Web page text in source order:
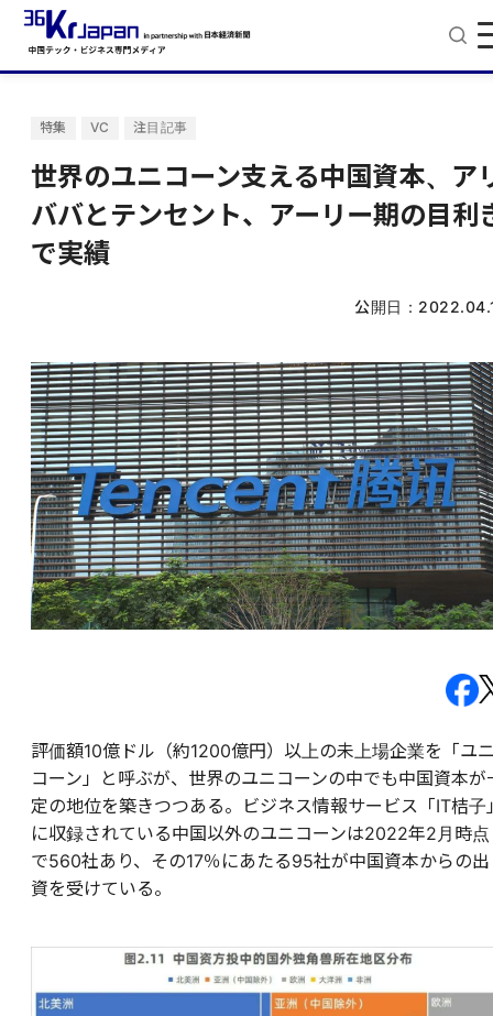
特集 VC 注目記事
世界のユニコーン支える中国資本、ア
ババとテンセント、アーリー期の目利
で実績
公開日：
評価額10億ドル（約1200億円）以上の未上場企業を「ユ
コーン」と呼ぶが、世界のユニコーンの中でも中国資本が
定の地位を築きつつある。ビジネス情報サービス「IT桔子
に収録されている中国以外のユニコーンは2022年2月時点
で560社あり、その17％にあたる95社が中国資本からの出
資を受けている。